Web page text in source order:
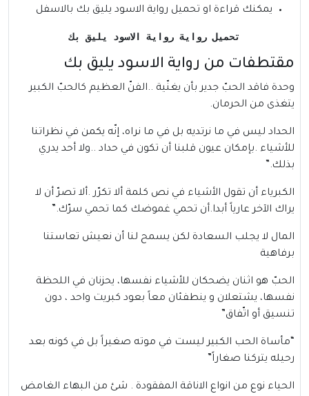
يمكنك قراءة او تحميل رواية الاسود يليق بك بالاسفل
تحميل رواية رواية الاسود يليق بك
مقتطفات من رواية الاسود يليق بك
وحدة فاقد الحبّ جدير بأن يغنّية ..الفنّ العظيم كالحبّ الكبير
يتغذى من الحرمان.
الحداد ليس في ما نرتديه بل في ما نراه، إنّه يكمن في نظراتنا
للأشياء .بإمكان عيون قلبنا أن تكون في حداد ..ولا أحد يدري
بذلك.”
الكبرياء أن تقول الأشياء في نص كلمة ألا تكرّر .ألا تصرّ أن لا
يراك الآخر عارياً أبدا.أن تحمي غموضك كما تحمي سرّك.”
المال لا يجلب السعادة لكن يسمح لنا أن نعيش تعاستنا
برفاهية
الحبّ هو اثنان يضحكان للأشياء نفسها، يحزنان في اللحظة
نفسها، يشتعلان و ينطفئان معاً بعود كبريت واحد ، دون
تنسيق أو اتّفاق”
“مأساة الحب الكبير ليست في موته صغيراً بل في كونه بعد
رحيله يتركنا صغاراً”
الحياء نوع من انواع الاناقة المفقودة . شئ من البهاء الغامض